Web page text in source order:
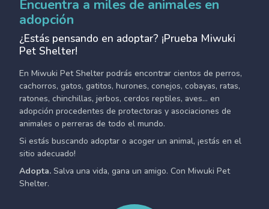
Encuentra a miles de animales en
adopción
¿Estás pensando en adoptar? ¡Prueba Miwuki
Pet Shelter!
En Miwuki Pet Shelter podrás encontrar cientos de perros,
cachorros, gatos, gatitos, hurones, conejos, cobayas, ratas,
ratones, chinchillas, jerbos, cerdos reptiles, aves... en
adopción procedentes de protectoras y asociaciones de
animales o perreras de todo el mundo.
Si estás buscando adoptar o acoger un animal, ¡estás en el
sitio adecuado!
Adopta. Salva una vida, gana un amigo. Con Miwuki Pet
Shelter.